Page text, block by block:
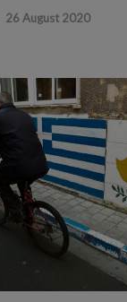
26 August 2020